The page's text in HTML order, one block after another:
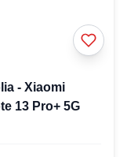
- Xiaomi
13 Pro+ 5G